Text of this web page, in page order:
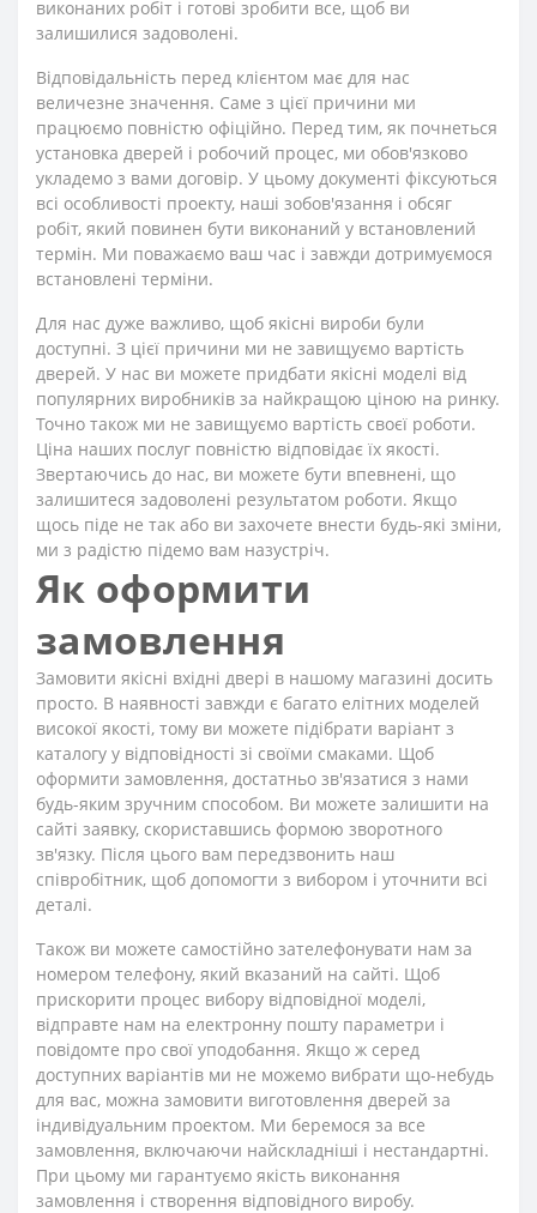
виконаних робіт і готові зробити все, щоб ви
залишилися задоволені.
Відповідальність перед клієнтом має для нас
величезне значення. Саме з цієї причини ми
працюємо повністю офіційно. Перед тим, як почнеться
установка дверей і робочий процес, ми обов'язково
укладемо з вами договір. У цьому документі фіксуються
всі особливості проекту, наші зобов'язання і обсяг
робіт, який повинен бути виконаний у встановлений
термін. Ми поважаємо ваш час і завжди дотримуємося
встановлені терміни.
Для нас дуже важливо, щоб якісні вироби були
доступні. З цієї причини ми не завищуємо вартість
дверей. У нас ви можете придбати якісні моделі від
популярних виробників за найкращою ціною на ринку.
Точно також ми не завищуємо вартість своєї роботи.
Ціна наших послуг повністю відповідає їх якості.
Звертаючись до нас, ви можете бути впевнені, що
залишитеся задоволені результатом роботи. Якщо
щось піде не так або ви захочете внести будь-які зміни,
ми з радістю підемо вам назустріч.
Як оформити
замовлення
Замовити якісні вхідні двері в нашому магазині досить
просто. В наявності завжди є багато елітних моделей
високої якості, тому ви можете підібрати варіант з
каталогу у відповідності зі своїми смаками. Щоб
оформити замовлення, достатньо зв'язатися з нами
будь-яким зручним способом. Ви можете залишити на
сайті заявку, скориставшись формою зворотного
зв'язку. Після цього вам передзвонить наш
співробітник, щоб допомогти з вибором і уточнити всі
деталі.
Також ви можете самостійно зателефонувати нам за
номером телефону, який вказаний на сайті. Щоб
прискорити процес вибору відповідної моделі,
відправте нам на електронну пошту параметри і
повідомте про свої уподобання. Якщо ж серед
доступних варіантів ми не можемо вибрати що-небудь
для вас, можна замовити виготовлення дверей за
індивідуальним проектом. Ми беремося за все
замовлення, включаючи найскладніші і нестандартні.
При цьому ми гарантуємо якість виконання
замовлення і створення відповідного виробу.